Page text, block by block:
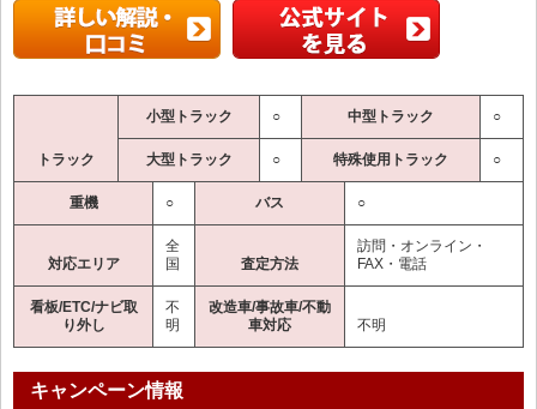
トラック
小型トラック ○ 中型トラック ○
大型トラック ○ 特殊使用トラック ○
重機 ○ バス ○
対応エリア
全
国
査定方法
訪問・オンライン・
FAX・電話
看板/ETC/ナビ取
り外し
不
明
改造車/事故車/不動
車対応
不明
キャンペーン情報